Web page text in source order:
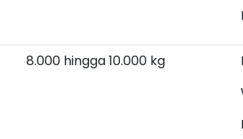
8.000 hingga 10.000 kg